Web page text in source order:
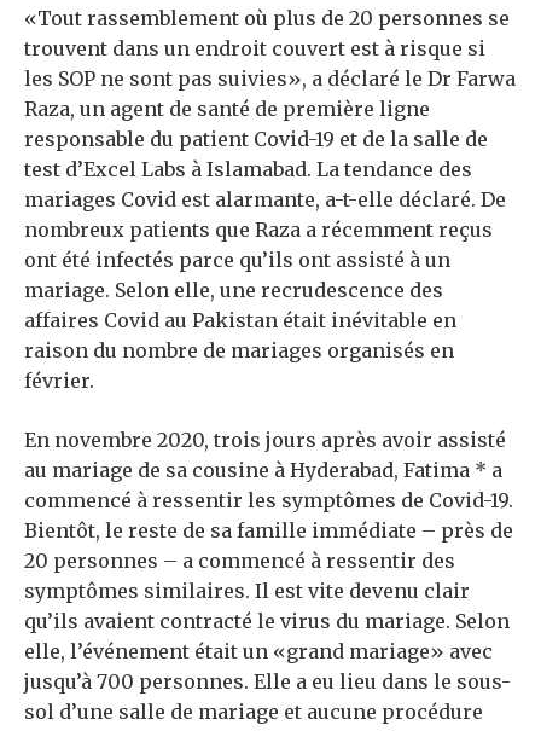
«Tout rassemblement où plus de 20 personnes se
trouvent dans un endroit couvert est à risque si
les SOP ne sont pas suivies», a déclaré le Dr Farwa
Raza, un agent de santé de première ligne
responsable du patient Covid-19 et de la salle de
test d’Excel Labs à Islamabad. La tendance des
mariages Covid est alarmante, a-t-elle déclaré. De
nombreux patients que Raza a récemment reçus
ont été infectés parce qu’ils ont assisté à un
mariage. Selon elle, une recrudescence des
affaires Covid au Pakistan était inévitable en
raison du nombre de mariages organisés en
février.
En novembre 2020, trois jours après avoir assisté
au mariage de sa cousine à Hyderabad, Fatima * a
commencé à ressentir les symptômes de Covid-19.
Bientôt, le reste de sa famille immédiate – près de
20 personnes – a commencé à ressentir des
symptômes similaires. Il est vite devenu clair
qu’ils avaient contracté le virus du mariage. Selon
elle, l’événement était un «grand mariage» avec
jusqu’à 700 personnes. Elle a eu lieu dans le sous-
sol d’une salle de mariage et aucune procédure